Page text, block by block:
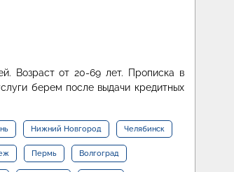
Возраст от 20-69 лет. Прописка в
берем после выдачи кредитных
Нижний Новгород Челябинск
Пермь Волгоград